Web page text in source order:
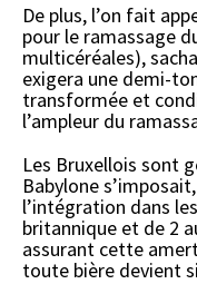
De plus, l’on fait
pour le ramassage
multicéréales),
exigera une demi-
transformée et
l’ampleur du
Les Bruxellois sont
Babylone
l’intégration dans
britannique et de 2
assurant cette
toute bière devient